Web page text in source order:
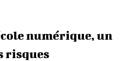
numérique, un
risques